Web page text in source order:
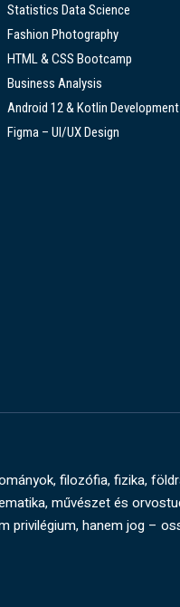
Statistics Data Science
Fashion Photography
HTML & CSS Bootcamp
Business Analysis
Android 12 & Kotlin Development
Figma – UI/UX Design
filozófia, fizika,
művészet és
hanem jog –